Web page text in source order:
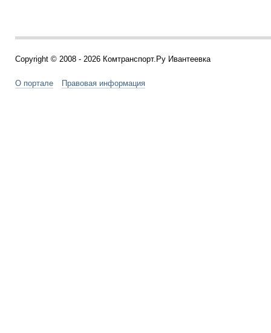
Copyright © 2008 - 2026 Комтранспорт.Ру Ивантеевка
О портале Правовая информация